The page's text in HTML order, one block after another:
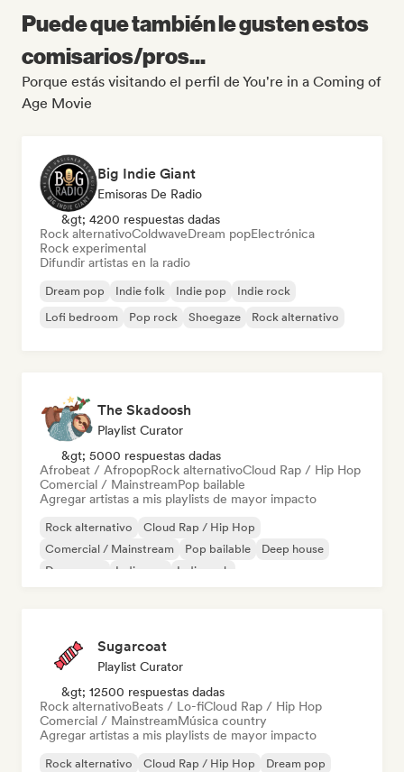
Puede que también le gusten estos
comisarios/pros...
Porque estás visitando el perfil de You're in a Coming of
Age Movie
Big Indie Giant
Emisoras De Radio
&gt; 4200 respuestas dadas
Rock alternativoColdwaveDream popElectrónica
Rock experimental
Difundir artistas en la radio
Dream pop Indie folk Indie pop
Indie rock
Lofi bedroom
Pop rock Shoegaze Rock alternativo
The Skadoosh
Playlist Curator
&gt; 5000 respuestas dadas
Afrobeat / AfropopRock alternativoCloud Rap / Hip Hop
Comercial / MainstreamPop bailable
Agregar artistas a mis playlists de mayor impacto
Rock alternativo
Cloud Rap / Hip Hop
Comercial / Mainstream
Pop bailable
Deep house
Dream pop
Indie pop Indie rock
Sugarcoat
Playlist Curator
&gt; 12500 respuestas dadas
Rock alternativoBeats / Lo-fiCloud Rap / Hip Hop
Comercial / MainstreamMúsica country
Agregar artistas a mis playlists de mayor impacto
Rock alternativo Cloud Rap / Hip Hop
Dream pop